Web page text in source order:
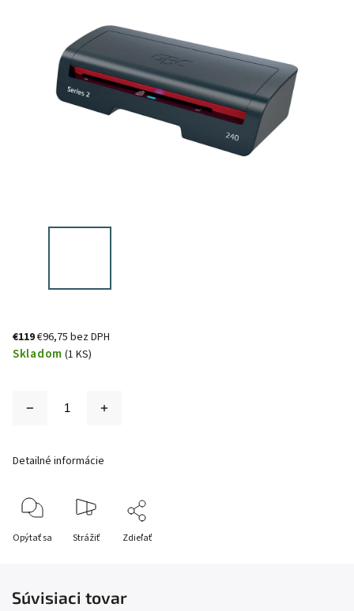
€119€96,75 bez DPH
Skladom (1 KS)
Detailné informácie
Opýtať sa Strážiť Zdieľať
Súvisiaci tovar